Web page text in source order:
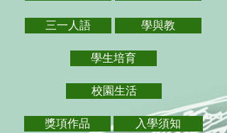
三一人語 學與教
學生培育
校園生活
獎項作品 入學須知